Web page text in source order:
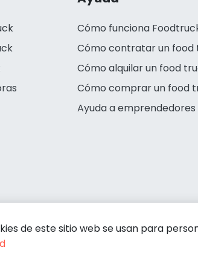
Cómo funciona
Cómo contratar un food
Cómo alquilar un food
Cómo comprar un food
Ayuda a emprendedores
de este sitio web se usan para